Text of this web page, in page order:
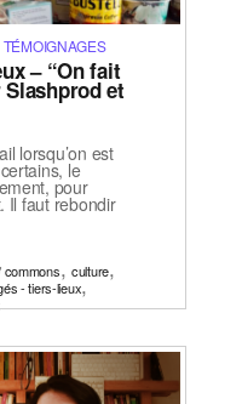
TÉMOIGNAGES
– “On fait
Slashprod et
lorsqu’on est
le
pour
Il faut rebondir
commons, culture,
- tiers-lieux,